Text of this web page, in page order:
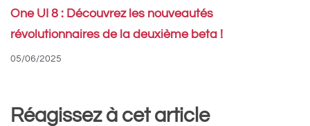
One UI 8 : Découvrez les nouveautés
révolutionnaires de la deuxième beta !
05/06/2025
Réagissez à cet article